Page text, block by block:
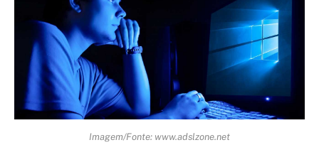
Imagem/Fonte: www.adslzone.net